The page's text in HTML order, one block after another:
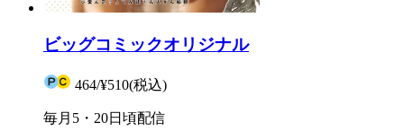
ビッグコミックオリジナル
464/¥510(税込)
毎月5・20日頃配信